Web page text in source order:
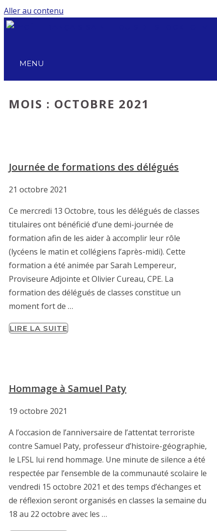
Aller au contenu
MENU
MOIS : OCTOBRE 2021
Journée de formations des délégués
21 octobre 2021
Ce mercredi 13 Octobre, tous les délégués de classes
titulaires ont bénéficié d’une demi-journée de
formation afin de les aider à accomplir leur rôle
(lycéens le matin et collégiens l’après-midi). Cette
formation a été animée par Sarah Lempereur,
Proviseure Adjointe et Olivier Cureau, CPE. La
formation des délégués de classes constitue un
moment fort de …
LIRE LA SUITE
Hommage à Samuel Paty
19 octobre 2021
A l’occasion de l’anniversaire de l’attentat terroriste
contre Samuel Paty, professeur d’histoire-géographie,
le LFSL lui rend hommage. Une minute de silence a été
respectée par l’ensemble de la communauté scolaire le
vendredi 15 octobre 2021 et des temps d’échanges et
de réflexion seront organisés en classes la semaine du
18 au 22 octobre avec les …